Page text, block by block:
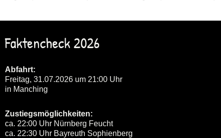
Faktencheck 2026
Abfahrt:
Freitag, 31.07.2026 um 21:00 Uhr
in Manching
Zustiegsmöglichkeiten:
ca. 22:00 Uhr Nürnberg Feucht
ca. 22:30 Uhr Bayreuth Sophienberg